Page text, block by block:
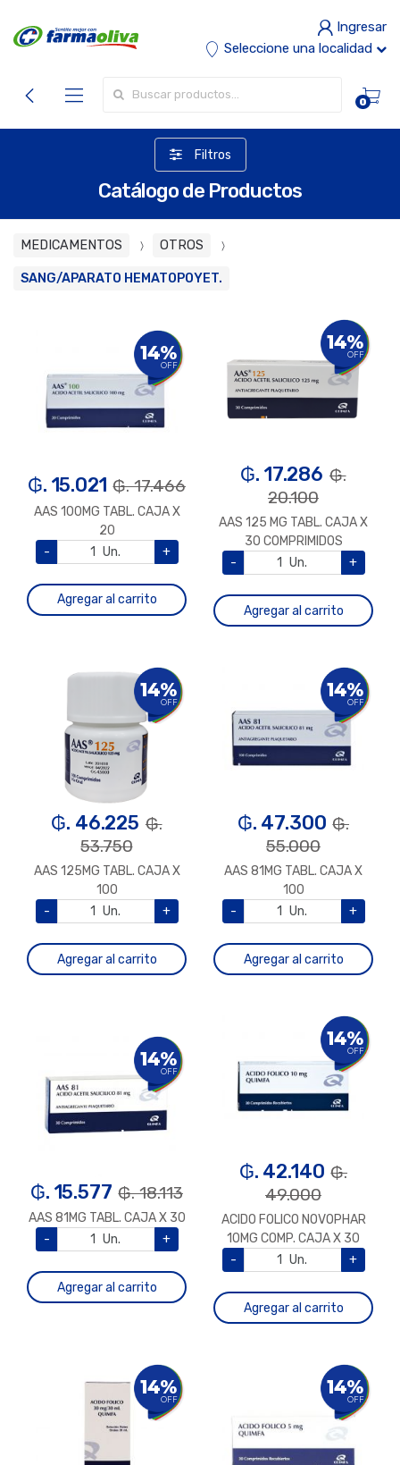
Ingresar
Seleccione una localidad
0
Filtros
Catálogo de Productos
MEDICAMENTOS OTROS
SANG/APARATO HEMATOPOYET.
14%
OFF
₲. 15.021 ₲. 17.466
AAS 100MG TABL. CAJA X
20
-
Un. +
Agregar al carrito
14%
OFF
₲. 17.286 ₲.
20.100
AAS 125 MG TABL. CAJA X
30 COMPRIMIDOS
-
Un. +
Agregar al carrito
14%
OFF
₲. 46.225 ₲.
53.750
AAS 125MG TABL. CAJA X
100
-
Un. +
Agregar al carrito
14%
OFF
₲. 47.300 ₲.
55.000
AAS 81MG TABL. CAJA X
100
-
Un. +
Agregar al carrito
14%
OFF
₲. 15.577 ₲. 18.113
AAS 81MG TABL. CAJA X 30
-
Un. +
Agregar al carrito
14%
OFF
₲. 42.140 ₲.
49.000
ACIDO FOLICO NOVOPHAR
10MG COMP. CAJA X 30
-
Un. +
Agregar al carrito
14%
OFF
14%
OFF